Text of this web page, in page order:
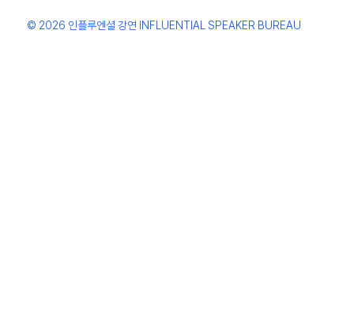
© 2026 인플루엔셜 강연 INFLUENTIAL SPEAKER BUREAU